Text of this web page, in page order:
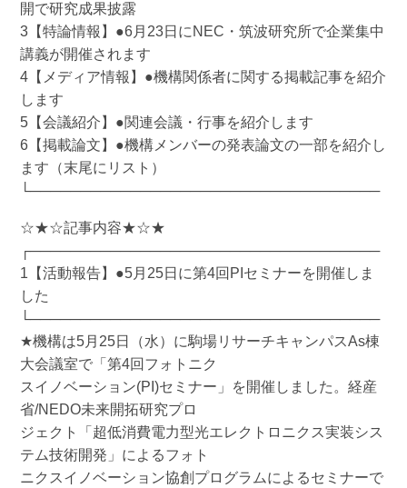
開で研究成果披露
3【特論情報】●6月23日にNEC・筑波研究所で企業集中
講義が開催されます
4【メディア情報】●機構関係者に関する掲載記事を紹介
します
5【会議紹介】●関連会議・行事を紹介します
6【掲載論文】●機構メンバーの発表論文の一部を紹介し
ます（末尾にリスト）
└───────────────────────────────────
☆★☆記事内容★☆★
┌───────────────────────────────────
1【活動報告】●5月25日に第4回PIセミナーを開催しま
した
└───────────────────────────────────
★機構は5月25日（水）に駒場リサーチキャンパスAs棟
大会議室で「第4回フォトニク
スイノベーション(PI)セミナー」を開催しました。経産
省/NEDO未来開拓研究プロ
ジェクト「超低消費電力型光エレクトロニクス実装シス
テム技術開発」によるフォト
ニクスイノベーション協創プログラムによるセミナーで